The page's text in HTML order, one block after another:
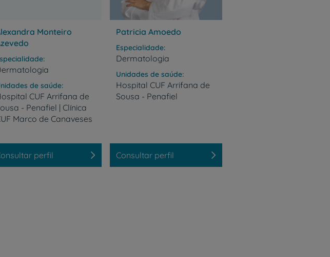
estar
da Saúde
Monteiro
de saúde
CUF Arrifana de
- Penafiel | Clínica
Marco de Canaveses
perfil
Patricia Amoedo
Especialidade
Dermatologia
Unidades de saúde
Hospital CUF Arrifana de
Sousa - Penafiel
Consultar perfil